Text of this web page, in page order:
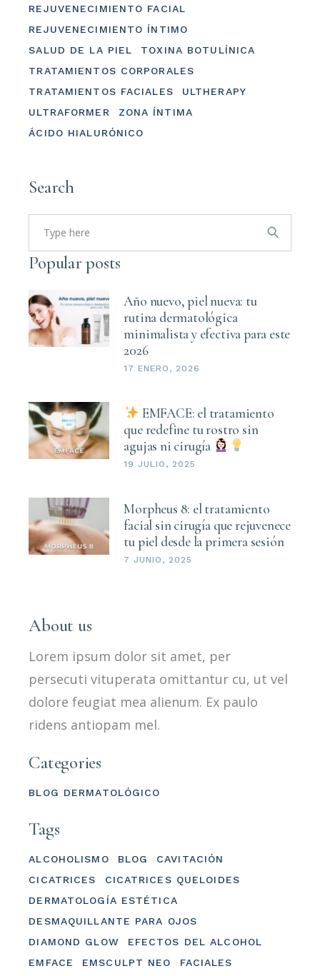
REJUVENECIMIENTO FACIAL
REJUVENECIMIENTO ÍNTIMO
SALUD DE LA PIEL
TOXINA BOTULÍNICA
TRATAMIENTOS CORPORALES
TRATAMIENTOS FACIALES
ULTHERAPY
ULTRAFORMER
ZONA ÍNTIMA
ÁCIDO HIALURÓNICO
Search
Search
for:
Popular posts
Año nuevo, piel nueva: tu
rutina dermatológica
minimalista y efectiva para este
2026
17 ENERO, 2026
EMFACE: el tratamiento
que redefine tu rostro sin
agujas ni cirugía
19 JULIO, 2025
Morpheus 8: el tratamiento
facial sin cirugía que rejuvenece
tu piel desde la primera sesión
7 JUNIO, 2025
About us
Lorem ipsum dolor sit amet, per
persecuti vituperata omittantur cu, ut vel
dolore feugiat mea alienum. Ex paulo
ridens antiopam mel.
Categories
BLOG DERMATOLÓGICO
Tags
ALCOHOLISMO BLOG
CAVITACIÓN
CICATRICES
CICATRICES QUELOIDES
DERMATOLOGÍA ESTÉTICA
DESMAQUILLANTE PARA OJOS
DIAMOND GLOW
EFECTOS DEL ALCOHOL
EMFACE
EMSCULPT NEO
FACIALES